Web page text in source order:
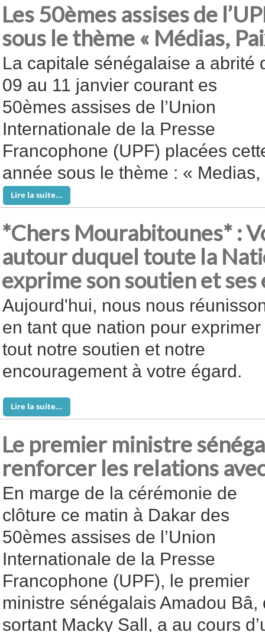
Les 50èmes assises de
sous le thème « Médias,
La capitale sénégalaise a abrité
09 au 11 janvier courant es
50èmes assises de l’Union
Internationale de la Presse
Francophone (UPF) placées
année sous le thème : «
Lire la suite...
*Chers Mourabitounes* :
autour duquel toute la
exprime son soutien et
Aujourd'hui, nous nous
en tant que nation pour exprimer
tout notre soutien et notre
encouragement à votre égard.
Lire la suite...
Le premier ministre
renforcer les relations
En marge de la cérémonie de
clôture ce matin à Dakar des
50èmes assises de l’Union
Internationale de la Presse
Francophone (UPF), le premier
ministre sénégalais Amadou
sortant Macky Sall, a au cours